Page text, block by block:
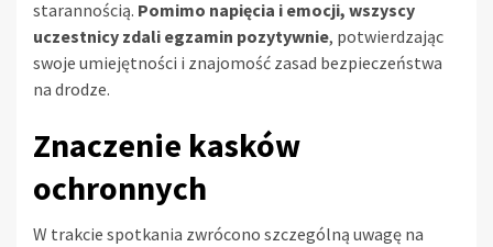
starannością. Pomimo napięcia i emocji, wszyscy
uczestnicy zdali egzamin pozytywnie, potwierdzając
swoje umiejętności i znajomość zasad bezpieczeństwa
na drodze.
Znaczenie kasków
ochronnych
W trakcie spotkania zwrócono szczególną uwagę na